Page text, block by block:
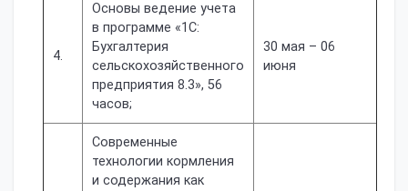
4.
Основы ведение учета
в программе «1С:
Бухгалтерия
сельскохозяйственного
предприятия 8.3», 56
часов;
30 мая – 06
июня
Современные
технологии кормления
и содержания как